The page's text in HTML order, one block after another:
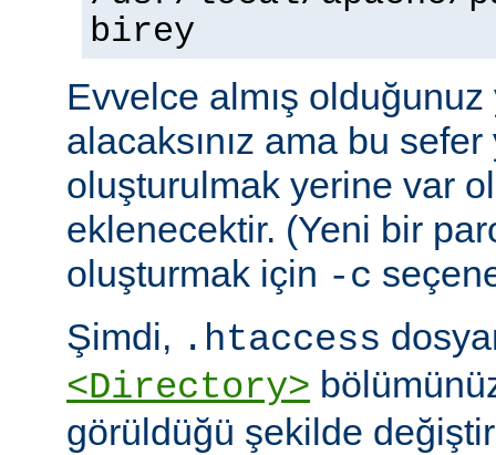
birey
Evvelce almış olduğunuz
alacaksınız ama bu
oluşturulmak yerine var
eklenecektir. (Yeni bir
oluşturmak için -c
Şimdi, .htaccess
<Directory>
görüldüğü şekilde